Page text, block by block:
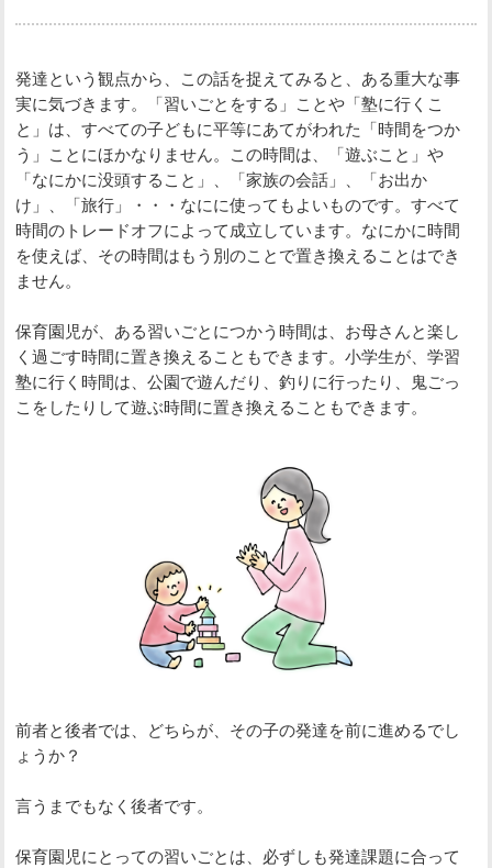
発達という観点から、この話を捉えてみると、ある重大な事
実に気づきます。「習いごとをする」ことや「塾に行くこ
と」は、すべての子どもに平等にあてがわれた「時間をつか
う」ことにほかなりません。この時間は、「遊ぶこと」や
「なにかに没頭すること」、「家族の会話」、「お出か
け」、「旅行」・・・なにに使ってもよいものです。すべて
時間のトレードオフによって成立しています。なにかに時間
を使えば、その時間はもう別のことで置き換えることはでき
ません。
保育園児が、ある習いごとにつかう時間は、お母さんと楽し
く過ごす時間に置き換えることもできます。小学生が、学習
塾に行く時間は、公園で遊んだり、釣りに行ったり、鬼ごっ
こをしたりして遊ぶ時間に置き換えることもできます。
前者と後者では、どちらが、その子の発達を前に進めるでし
ょうか？
言うまでもなく後者です。
保育園児にとっての習いごとは、必ずしも発達課題に合って